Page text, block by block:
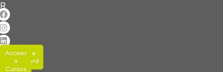
R
Acceso a
Blackboard
Acceso
a
Cursos